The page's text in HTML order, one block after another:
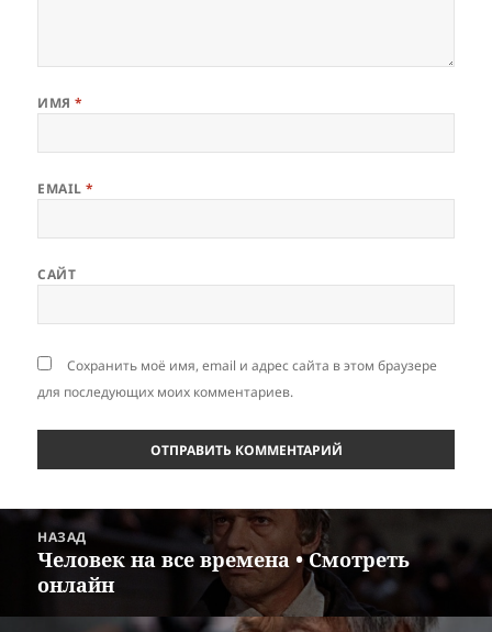
ИМЯ*
EMAIL*
САЙТ
Сохранить моё имя, email и адрес сайта в этом браузере
для последующих моих комментариев.
Навигация
записям
НАЗАД
Предыдущая
запись:
Человек на все времена • Смотреть
онлайн